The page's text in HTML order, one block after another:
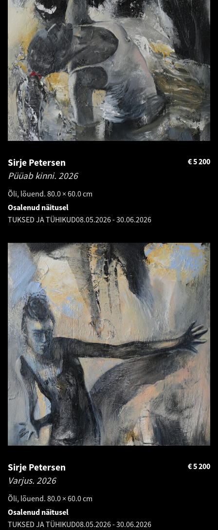
Sirje Petersen
Püüab kinni. 2026
Õli, lõuend. 80.0 × 60.0 cm
5 200
€
Osalenud näitusel
TUKSED JA TÜHIKUD08.05.2026-30.06.2026
Sirje Petersen
Varjus. 2026
Õli, lõuend. 80.0 × 60.0 cm
5 200
€
Osalenud näitusel
TUKSED JA TÜHIKUD08.05.2026-30.06.2026